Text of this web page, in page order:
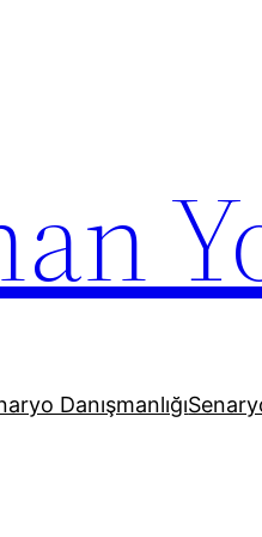
Danışmanlığı